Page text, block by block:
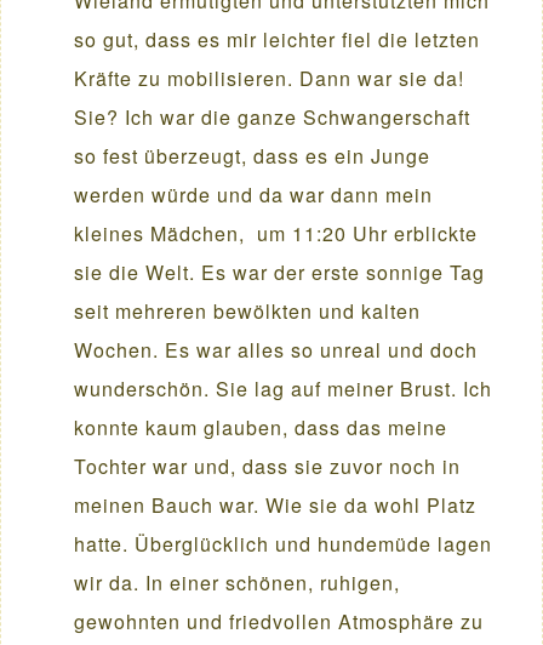
so gut, dass es mir leichter fiel die letzten
Kräfte zu mobilisieren. Dann war sie da!
Sie? Ich war die ganze Schwangerschaft
so fest überzeugt, dass es ein Junge
werden würde und da war dann mein
kleines Mädchen, um 11:20 Uhr erblickte
sie die Welt. Es war der erste sonnige Tag
seit mehreren bewölkten und kalten
Wochen. Es war alles so unreal und doch
wunderschön. Sie lag auf meiner Brust. Ich
konnte kaum glauben, dass das meine
Tochter war und, dass sie zuvor noch in
meinen Bauch war. Wie sie da wohl Platz
hatte. Überglücklich und hundemüde lagen
wir da. In einer schönen, ruhigen,
gewohnten und friedvollen Atmosphäre zu